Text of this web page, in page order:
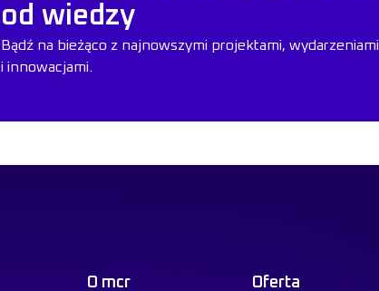
od wiedzy
Bądź na bieżąco z najnowszymi projektami, wydarzeniami
i innowacjami.
O mcr Oferta